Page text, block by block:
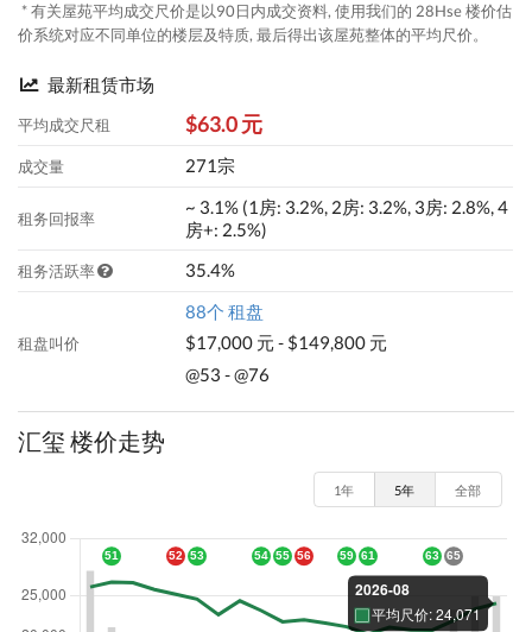
* 有关屋苑平均成交尺价是以90日内成交资料, 使用我们的 28Hse 楼价估
价系统对应不同单位的楼层及特质, 最后得出该屋苑整体的平均尺价。
最新租赁市场
平均成交尺租 $63.0 元
成交量 271宗
租务回报率
~ 3.1% (1房: 3.2%, 2房: 3.2%, 3房: 2.8%, 4
房+: 2.5%)
租务活跃率 35.4%
租盘叫价
88个 租盘
$17,000 元 - $149,800 元
@53 - @76
汇玺 楼价走势
1年 5年 全部